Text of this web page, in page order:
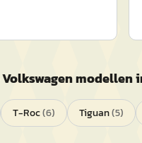
Volkswagenmodellen
T-Roc(6) Tiguan(5)